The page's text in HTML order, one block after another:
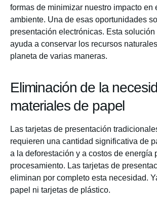
formas de minimizar nuestro impacto en
ambiente. Una de esas oportunidades
presentación electrónicas. Esta
ayuda a conservar los recursos
planeta de varias maneras.
Eliminación de la
materiales de papel
Las tarjetas de presentación
requieren una cantidad significativa de
a la deforestación y a costos de energía
procesamiento. Las tarjetas de
eliminan por completo esta necesidad.
papel ni tarjetas de plástico.